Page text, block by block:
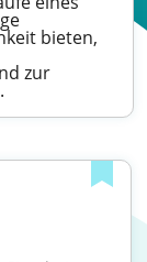
bieten,
zur